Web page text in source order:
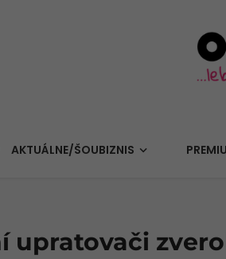
AKTUÁLNE/ŠOUBIZNIS
upratovači